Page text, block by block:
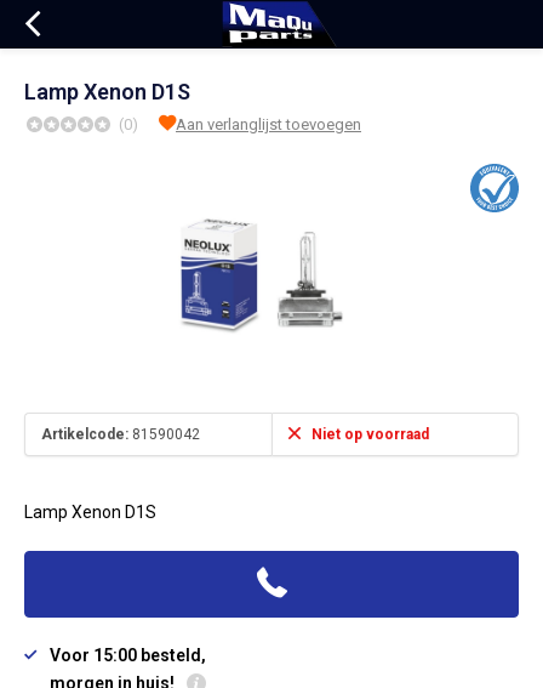
Lamp Xenon D1S
(0) Aan verlanglijst toevoegen
Artikelcode: 81590042 Niet op voorraad
Lamp Xenon D1S
Voor 15:00 besteld,
morgen in huis!